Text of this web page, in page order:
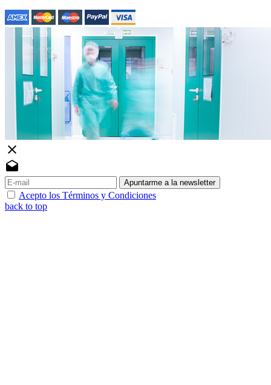
close
drafts
Apuntarme a la newsletter
Acepto los Términos y Condiciones
back to top